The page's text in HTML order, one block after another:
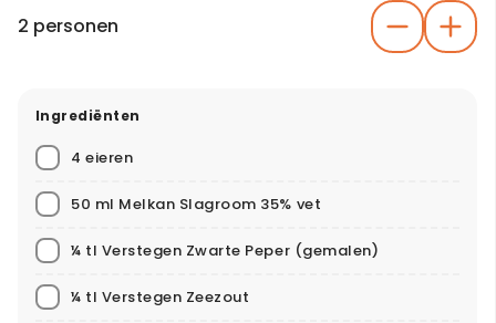
2 personen
Ingrediënten
4 eieren
50 ml Melkan Slagroom 35% vet
¼ tl Verstegen Zwarte Peper (gemalen)
¼ tl Verstegen Zeezout